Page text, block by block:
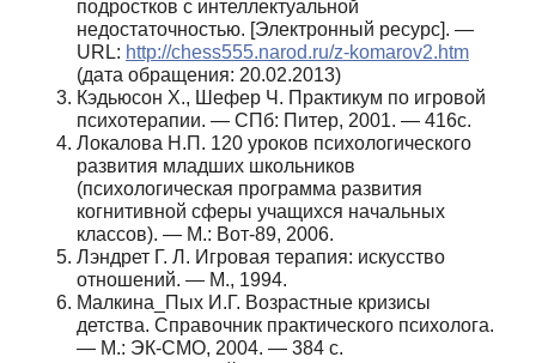
подростков с интеллектуальной
недостаточностью. [Электронный ресурс]. —
URL: http://chess555.narod.ru/z-komarov2.htm
(дата обращения: 20.02.2013)
Кэдьюсон Х., Шефер Ч. Практикум по игровой
психотерапии. — СПб: Питер, 2001. — 416с.
Локалова Н.П. 120 уроков психологического
развития младших школьников
(психологическая программа развития
когнитивной сферы учащихся начальных
классов). — М.: Вот-89, 2006.
Лэндрет Г. Л. Игровая терапия: искусство
отношений. — М., 1994.
Малкина_Пых И.Г. Возрастные кризисы
детства. Справочник практического психолога.
— М.: ЭК-СМО, 2004. — 384 с.